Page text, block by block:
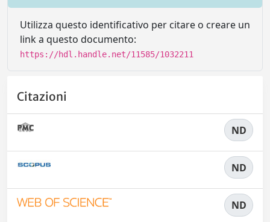
Utilizza questo identificativo per citare o creare un
link a questo documento:
https://hdl.handle.net/11585/1032211
Citazioni
ND
ND
ND